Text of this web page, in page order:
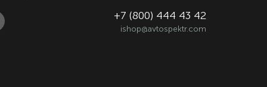
+7 (800) 444 43 42
ishop@avtospektr.com